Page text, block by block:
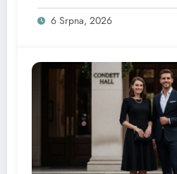
6 Srpna, 2026